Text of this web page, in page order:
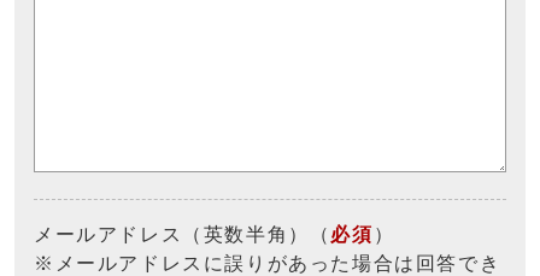
メールアドレス（英数半角）（ 必須 ）
※メールアドレスに誤りがあった場合は回答でき